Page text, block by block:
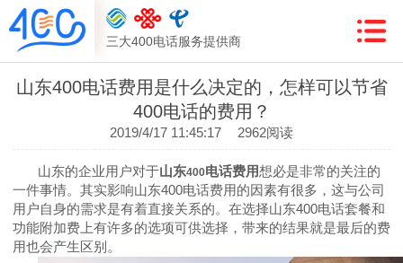
三大400电话服务提供商
山东400电话费用是什么决定的，怎样可以节省
400电话的费用？
2019/4/17 11:45:17 2962阅读
山东的企业用户对于山东400电话费用想必是非常的关注的
一件事情。其实影响山东400电话费用的因素有很多，这与公司
用户自身的需求是有着直接关系的。在选择山东400电话套餐和
功能附加费上有许多的选项可供选择，带来的结果就是最后的费
用也会产生区别。